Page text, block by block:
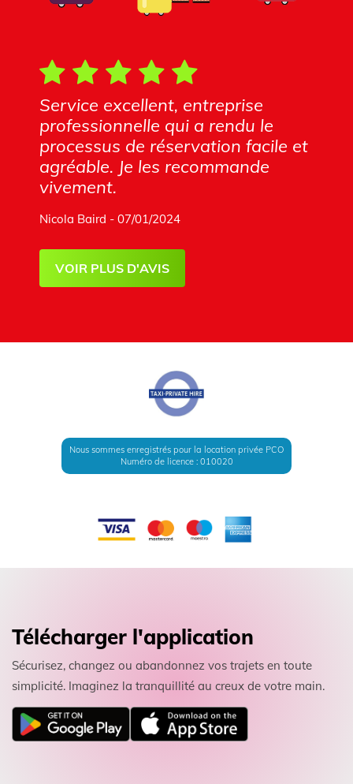
Service excellent, entreprise
professionnelle qui a rendu le
processus de réservation facile et
agréable. Je les recommande
vivement.
Nicola Baird - 07/01/2024
VOIR PLUS D'AVIS
Nous sommes enregistrés pour la location privée PCO
Numéro de licence : 010020
Télécharger l'application
Sécurisez, changez ou abandonnez vos trajets en toute
simplicité. Imaginez la tranquillité au creux de votre main.